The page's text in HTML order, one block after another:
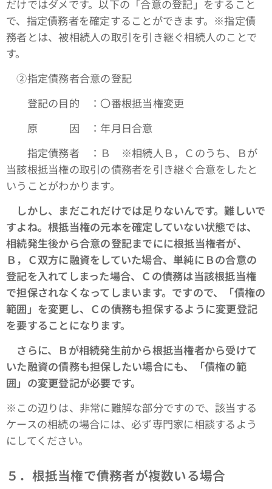
だけではダメです。以下の「合意の登記」をすること
で、指定債務者を確定することができます。※指定債
務者とは、被相続人の取引を引き継ぐ相続人のことで
す。
➁指定債務者合意の登記
登記の目的 ：〇番根抵当権変更
原 因 ：年月日合意
指定債務者 ：Ｂ ※相続人Ｂ，Ｃのうち、Ｂが
当該根抵当権の取引の債務者を引き継ぐ合意をしたと
いうことがわかります。
しかし、まだこれだけでは足りないんです。難しいで
すよね。根抵当権の元本を確定していない状態では、
相続発生後から合意の登記までにに根抵当権者が、
Ｂ，Ｃ双方に融資をしていた場合、単純にＢの合意の
登記を入れてしまった場合、Ｃの債務は当該根抵当権
で担保されなくなってしまいます。ですので、「債権の
範囲」を変更し、Ｃの債務も担保するように変更登記
を要することになります。
さらに、Ｂが相続発生前から根抵当権者から受けて
いた融資の債務も担保したい場合にも、「債権の範
囲」の変更登記が必要です。
※この辺りは、非常に難解な部分ですので、該当する
ケースの相続の場合には、必ず専門家に相談するよう
にしてください。
５．根抵当権で債務者が複数いる場合